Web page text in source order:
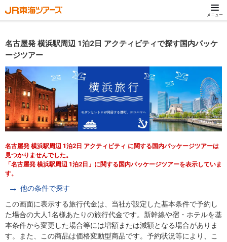
メニュー
名古屋発 横浜駅周辺 1泊2日 アクティビティで探す国内パッケ
ージツアー
名古屋発 横浜駅周辺 1泊2日 アクティビティ に関する国内パッケージツアーは
見つかりませんでした。
「名古屋発 横浜駅周辺 1泊2日」に関する国内パッケージツアーを表示していま
す。
他の条件で探す
この画面に表示する旅行代金は、当社が設定した基本条件で予約し
た場合の大人1名様あたりの旅行代金です。新幹線や宿・ホテルを基
本条件から変更した場合等には増額または減額となる場合がありま
す。また、この商品は価格変動型商品です。予約状況等により、こ